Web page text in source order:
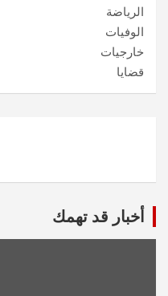
الرياضة
الوفيات
خارجيات
قضايا
أخبار قد تهمك